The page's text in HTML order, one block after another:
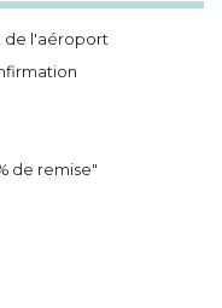
de l'aéroport
de remise"